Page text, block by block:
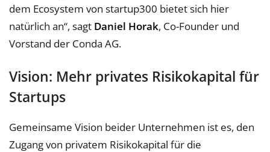
dem Ecosystem von startup300 bietet sich hier
natürlich an“, sagt Daniel Horak, Co-Founder und
Vorstand der Conda AG.
Vision: Mehr privates Risikokapital für
Startups
Gemeinsame Vision beider Unternehmen ist es, den
Zugang von privatem Risikokapital für die